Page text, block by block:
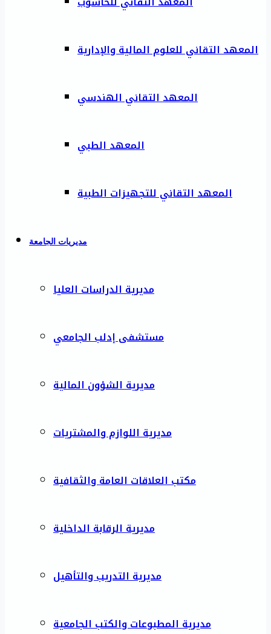
المعهد التقاني للعلوم المالية والإدارية
المعهد التقاني الهندسي
المعهد الطبي
المعهد التقاني للتجهيزات الطبية
مديريات الجامعة
مديرية الدراسات العليا
مستشفى إدلب الجامعي
مديرية الشؤون المالية
مديرية اللوازم والمشتريات
مكتب العلاقات العامة والثقافية
مديرية الرقابة الداخلية
مديرية التدريب والتأهيل
مديرية المطبوعات والكتب الجامعية